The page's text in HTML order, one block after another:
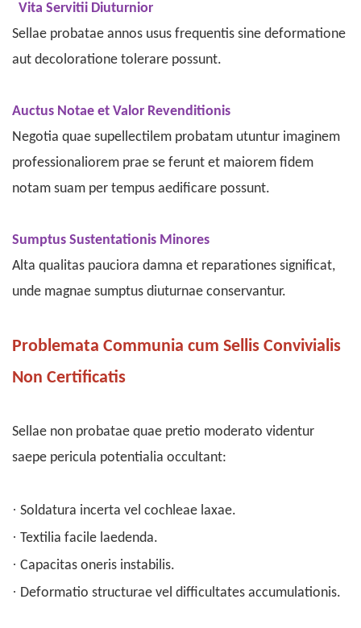
Vita Servitii Diuturnior
Sellae probatae annos usus frequentis sine deformatione
aut decoloratione tolerare possunt.
Auctus Notae et Valor Revenditionis
Negotia quae supellectilem probatam utuntur imaginem
professionaliorem prae se ferunt et maiorem fidem
notam suam per tempus aedificare possunt.
Sumptus Sustentationis Minores
Alta qualitas pauciora damna et reparationes significat,
unde magnae sumptus diuturnae conservantur.
Problemata Communia cum Sellis Convivialis
Non Certificatis
Sellae non probatae quae pretio moderato videntur
saepe pericula potentialia occultant:
· Soldatura incerta vel cochleae laxae.
· Textilia facile laedenda.
· Capacitas oneris instabilis.
· Deformatio structurae vel difficultates accumulationis.